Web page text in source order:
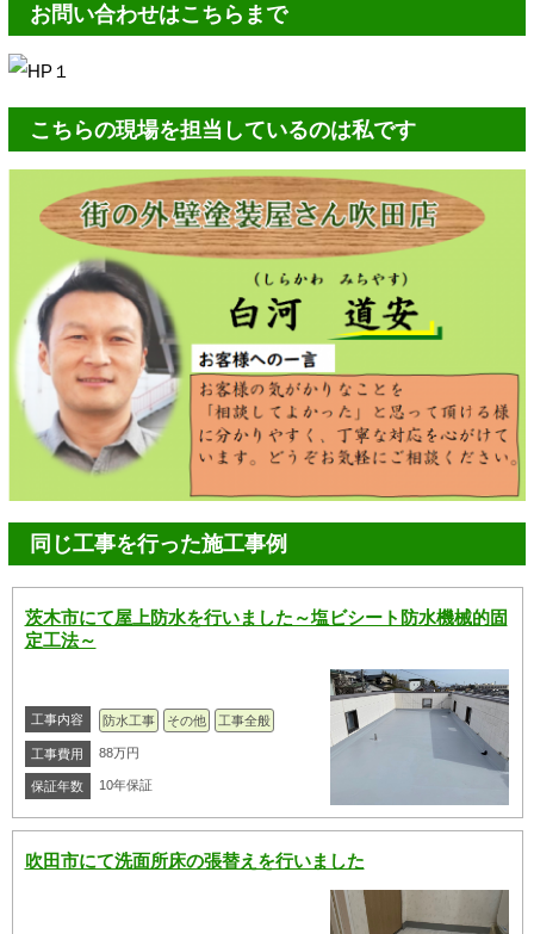
お問い合わせはこちらまで
こちらの現場を担当しているのは私です
同じ工事を行った施工事例
茨木市にて屋上防水を行いました～塩ビシート防水機械的固
定工法～
工事内容 防水工事 その他 工事全般
工事費用 88万円
保証年数 10年保証
吹田市にて洗面所床の張替えを行いました